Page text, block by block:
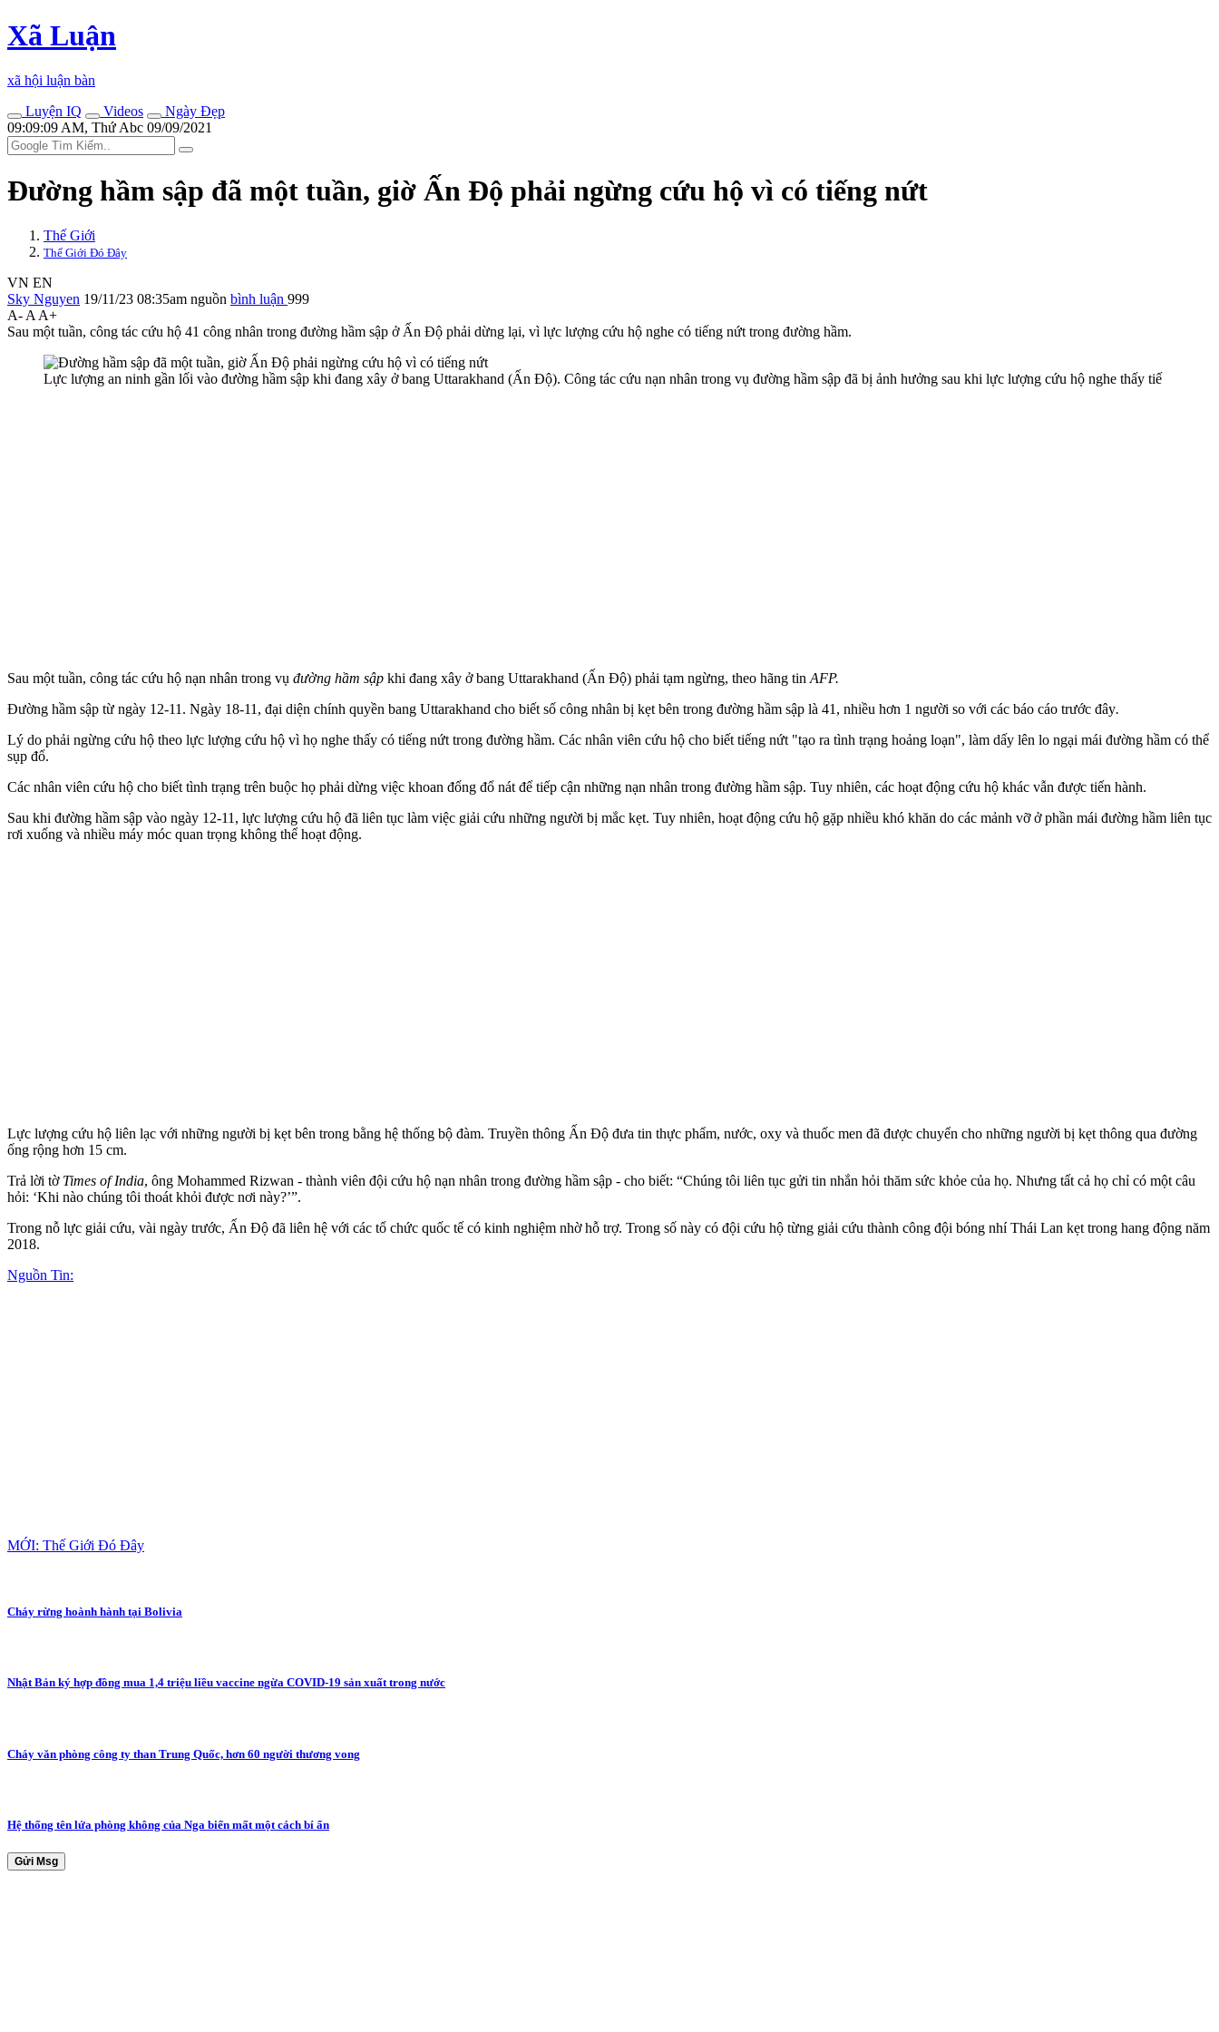
Xã Luận
xã hội luận bàn
Luyện IQ
Videos
Ngày Đẹp
09:09:09 AM, Thứ Abc 09/09/2021
Đường hầm sập đã một tuần, giờ Ấn Độ phải ngừng cứu hộ vì có tiếng nứt
Thế Giới
Thế Giới Đó Đây
VN EN
Sky Nguyen 19/11/23 08:35am nguồn bình luận 999
A- A A+
Sau một tuần, công tác cứu hộ 41 công nhân trong đường hầm sập ở Ấn Độ phải dừng lại, vì lực lượng cứu hộ nghe có tiếng nứt trong đường hầm.
Lực lượng an ninh gần lối vào đường hầm sập khi đang xây ở bang Uttarakhand (Ấn Độ). Công tác cứu nạn nhân trong vụ đường hầm sập đã bị ảnh hưởng sau khi lực lượng cứu hộ nghe thấy tiế
Sau một tuần, công tác cứu hộ nạn nhân trong vụ đường hầm sập khi đang xây ở bang Uttarakhand (Ấn Độ) phải tạm ngừng, theo hãng tin AFP.
Đường hầm sập từ ngày 12-11. Ngày 18-11, đại diện chính quyền bang Uttarakhand cho biết số công nhân bị kẹt bên trong đường hầm sập là 41, nhiều hơn 1 người so với các báo cáo trước đây.
Lý do phải ngừng cứu hộ theo lực lượng cứu hộ vì họ nghe thấy có tiếng nứt trong đường hầm. Các nhân viên cứu hộ cho biết tiếng nứt "tạo ra tình trạng hoảng loạn", làm dấy lên lo ngại mái đường hầm có thể
sụp đổ.
Các nhân viên cứu hộ cho biết tình trạng trên buộc họ phải dừng việc khoan đống đổ nát để tiếp cận những nạn nhân trong đường hầm sập. Tuy nhiên, các hoạt động cứu hộ khác vẫn được tiến hành.
Sau khi đường hầm sập vào ngày 12-11, lực lượng cứu hộ đã liên tục làm việc giải cứu những người bị mắc kẹt. Tuy nhiên, hoạt động cứu hộ gặp nhiều khó khăn do các mảnh vỡ ở phần mái đường hầm liên tục
rơi xuống và nhiều máy móc quan trọng không thể hoạt động.
Lực lượng cứu hộ liên lạc với những người bị kẹt bên trong bằng hệ thống bộ đàm. Truyền thông Ấn Độ đưa tin thực phẩm, nước, oxy và thuốc men đã được chuyển cho những người bị kẹt thông qua đường
ống rộng hơn 15 cm.
Trả lời tờ Times of India, ông Mohammed Rizwan - thành viên đội cứu hộ nạn nhân trong đường hầm sập - cho biết: “Chúng tôi liên tục gửi tin nhắn hỏi thăm sức khỏe của họ. Nhưng tất cả họ chỉ có một câu
hỏi: ‘Khi nào chúng tôi thoát khỏi được nơi này?’”.
Trong nỗ lực giải cứu, vài ngày trước, Ấn Độ đã liên hệ với các tổ chức quốc tế có kinh nghiệm nhờ hỗ trợ. Trong số này có đội cứu hộ từng giải cứu thành công đội bóng nhí Thái Lan kẹt trong hang động năm
2018.
Nguồn Tin:
MỚI: Thế Giới Đó Đây
Cháy rừng hoành hành tại Bolivia
Nhật Bản ký hợp đồng mua 1,4 triệu liều vaccine ngừa COVID-19 sản xuất trong nước
Cháy văn phòng công ty than Trung Quốc, hơn 60 người thương vong
Hệ thống tên lửa phòng không của Nga biến mất một cách bí ẩn
Gửi Msg